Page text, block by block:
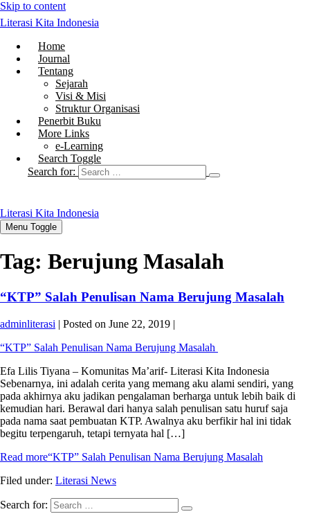
Skip to content
Literasi Kita Indonesia
Home
Journal
Tentang
Sejarah
Visi & Misi
Struktur Organisasi
Penerbit Buku
More Links
e-Learning
Search Toggle
Search for:
Literasi Kita Indonesia
Menu Toggle
Tag: Berujung Masalah
“KTP” Salah Penulisan Nama Berujung Masalah
adminliterasi | Posted on June 22, 2019 |
“KTP” Salah Penulisan Nama Berujung Masalah
Efa Lilis Tiyana – Komunitas Ma’arif- Literasi Kita Indonesia
Sebenarnya, ini adalah cerita yang memang aku alami sendiri, yang
pada akhirnya aku jadikan pengalaman berharga untuk lebih baik di
kemudian hari. Berawal dari hanya salah penulisan satu huruf saja
pada nama saat pembuatan KTP. Awalnya aku berfikir hal ini tidak
begitu terpengaruh, tetapi ternyata hal […]
Read more“KTP” Salah Penulisan Nama Berujung Masalah
Filed under: Literasi News
Search for: